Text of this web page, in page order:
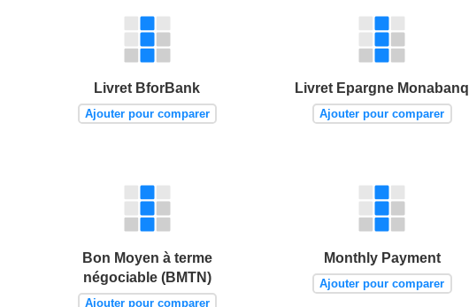
Livret BforBank
Ajouter pour comparer
Livret Epargne Monabanq
Ajouter pour comparer
Bon Moyen à terme
négociable (BMTN)
Ajouter pour comparer
Monthly Payment
Ajouter pour comparer